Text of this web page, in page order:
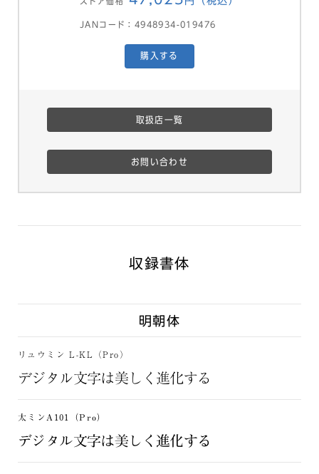
JANコード：4948934-019476
購入する
取扱店一覧
お問い合わせ
収録書体
明朝体
リュウミン L-KL（Pro）
デジタル文字は美しく進化する
太ミンA101（Pro）
デジタル文字は美しく進化する